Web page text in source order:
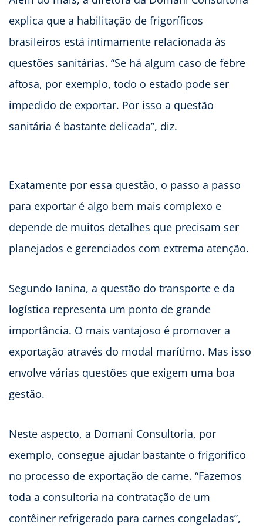
explica que a habilitação de frigoríficos
brasileiros está intimamente relacionada às
questões sanitárias. “Se há algum caso de febre
aftosa, por exemplo, todo o estado pode ser
impedido de exportar. Por isso a questão
sanitária é bastante delicada”, diz.
Exatamente por essa questão, o passo a passo
para exportar é algo bem mais complexo e
depende de muitos detalhes que precisam ser
planejados e gerenciados com extrema atenção.
Segundo Ianina, a questão do transporte e da
logística representa um ponto de grande
importância. O mais vantajoso é promover a
exportação através do modal marítimo. Mas isso
envolve várias questões que exigem uma boa
gestão.
Neste aspecto, a Domani Consultoria, por
exemplo, consegue ajudar bastante o frigorífico
no processo de exportação de carne. “Fazemos
toda a consultoria na contratação de um
contêiner refrigerado para carnes congeladas”,